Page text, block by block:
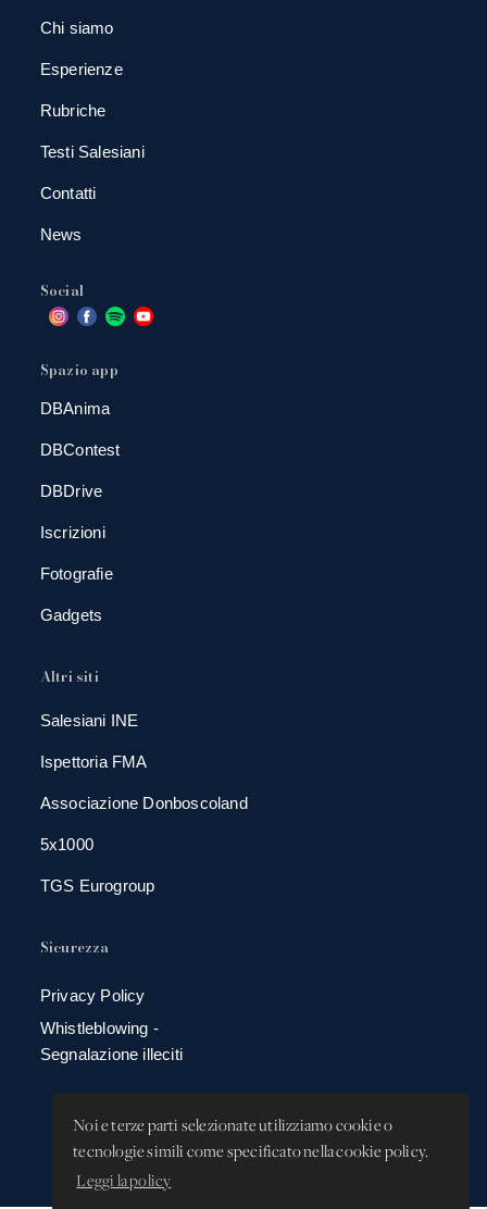
Noi e terze parti selezionate utilizziamo cookie o
tecnologie simili come specificato nella cookie policy.
Leggi la policy
Chi siamo
Esperienze
Rubriche
Testi Salesiani
Contatti
News
Social
Spazio app
DBAnima
DBContest
DBDrive
Iscrizioni
Fotografie
Gadgets
Altri siti
Salesiani INE
Ispettoria FMA
Associazione Donboscoland
5x1000
TGS Eurogroup
Sicurezza
Privacy Policy
Whistleblowing -
Segnalazione illeciti